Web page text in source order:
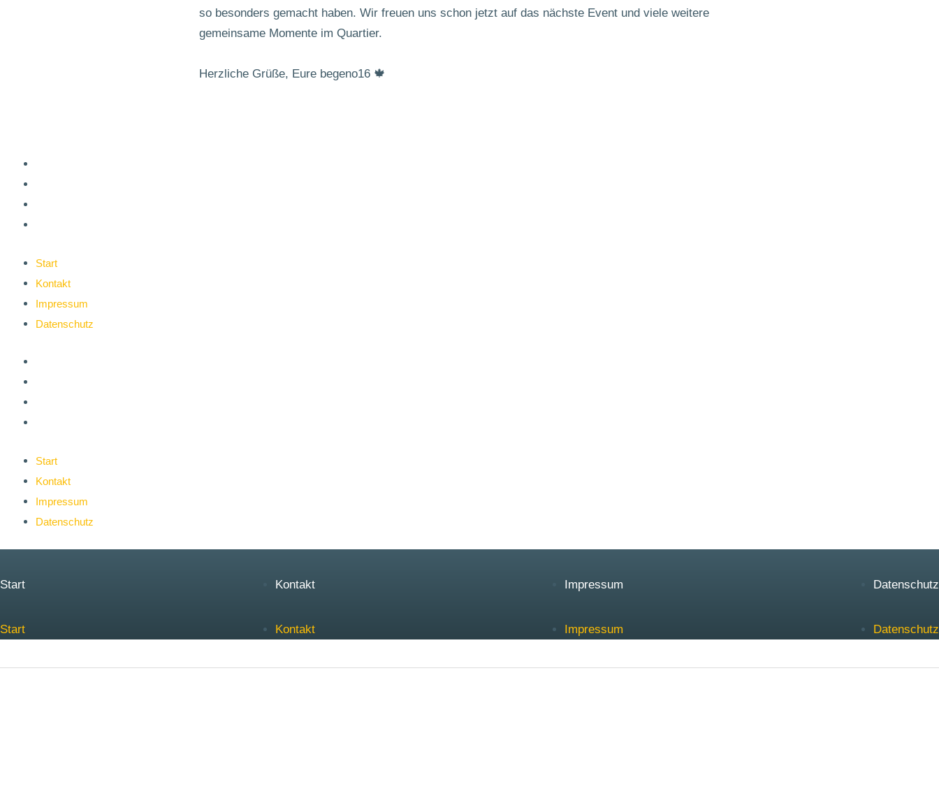
so besonders gemacht haben. Wir freuen uns schon jetzt auf das nächste Event und viele weitere
gemeinsame Momente im Quartier.
Herzliche Grüße, Eure begeno16 🍁
Start
Kontakt
Impressum
Datenschutz
Start
Kontakt
Impressum
Datenschutz
Start Kontakt Impressum Datenschutz
Start Kontakt Impressum Datenschutz